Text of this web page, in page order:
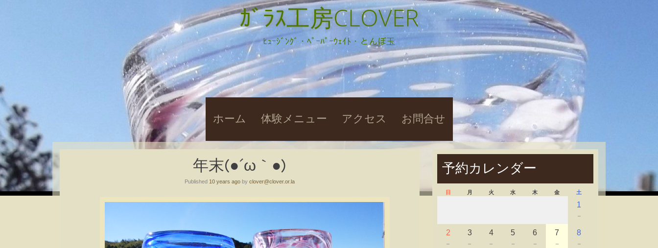
ｶﾞﾗｽ工房CLOVER
ﾋｭｰｼﾞﾝｸﾞ・ﾍﾟｰﾊﾟｰｳｪｲﾄ・とんぼ玉
Skip
ホーム 体験メニュー アクセス お問合せ
年末(●´ω｀●)
Published 10 years ago by clover@clover.or.la
予約カレンダー
日 月 火 水 木 金 土
1
－
2
－
3
－
4
－
5
－
6
－
7
－
8
－